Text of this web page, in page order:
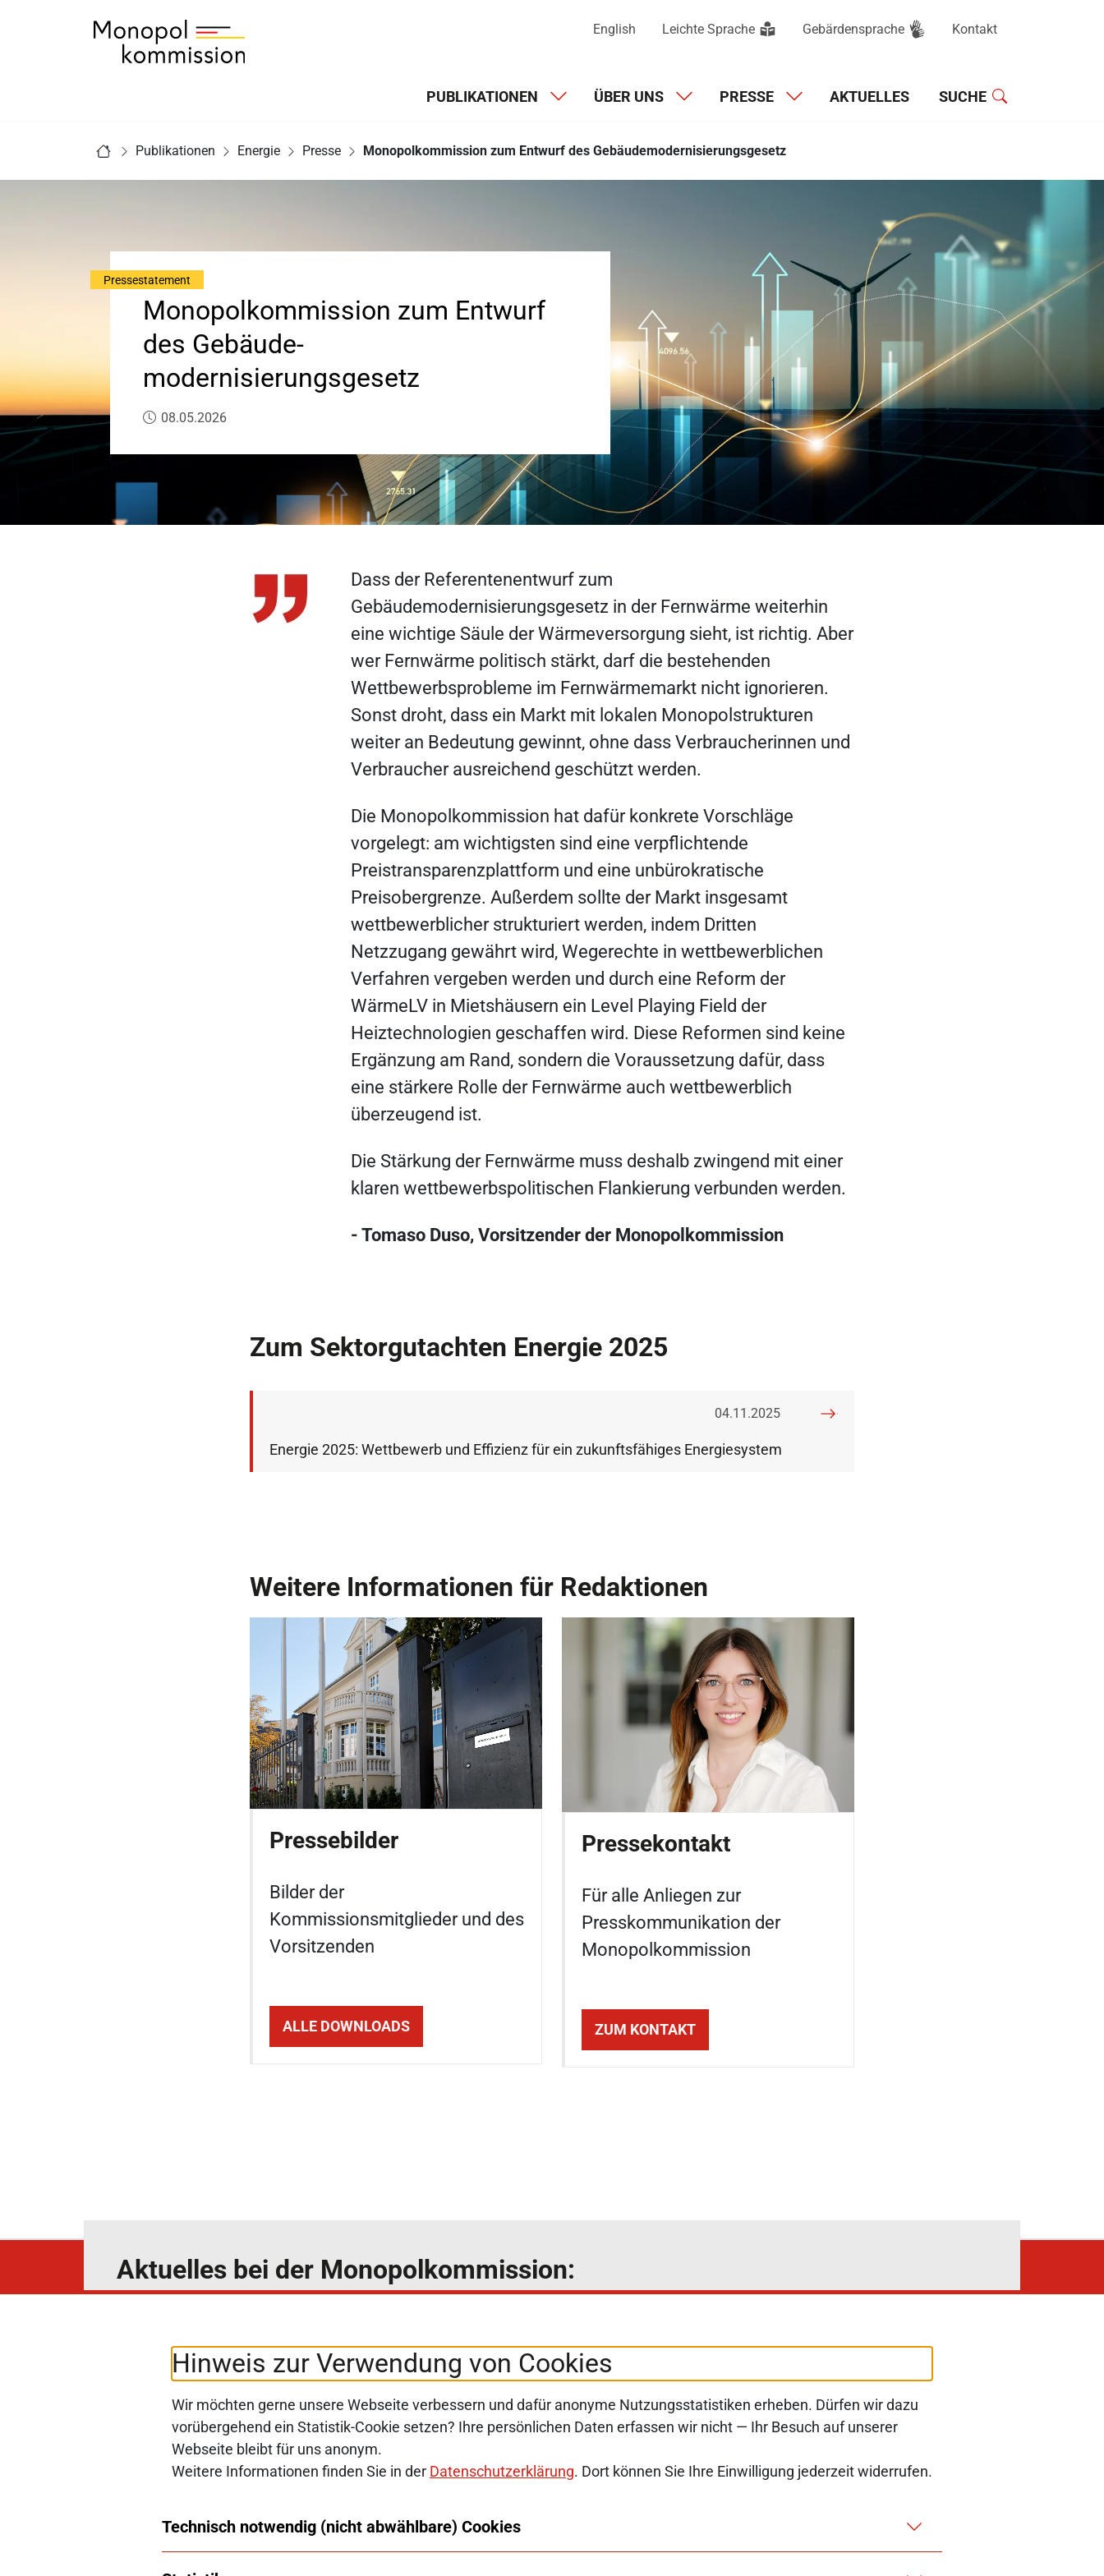
Hinweis zur Verwendung von Cookies
Wir möchten gerne unsere Webseite verbessern und dafür anonyme Nutzungsstatistiken erheben. Dürfen wir dazu
vorübergehend ein Statistik-Cookie setzen? Ihre persönlichen Daten erfassen wir nicht — Ihr Besuch auf unserer
Webseite bleibt für uns anonym.
Weitere Informationen finden Sie in der Datenschutzerklärung. Dort können Sie Ihre Einwilligung jederzeit widerrufen.
Technisch notwendig (nicht abwählbare) Cookies
English Leichte Sprache Gebärdensprache Kontakt
PUBLIKATIONEN ÜBER UNS PRESSE AKTUELLES SUCHE
Publikationen Energie Presse Monopolkommission zum Entwurf des Gebäudemodernisierungsgesetz
Monopolkommission zum Entwurf
des Gebäude-
modernisierungsgesetz
Veröffentlicht am:
08.05.2026
Pressestatement
Dass der Referentenentwurf zum
Gebäudemodernisierungsgesetz in der Fernwärme weiterhin
eine wichtige Säule der Wärmeversorgung sieht, ist richtig. Aber
wer Fernwärme politisch stärkt, darf die bestehenden
Wettbewerbsprobleme im Fernwärmemarkt nicht ignorieren.
Sonst droht, dass ein Markt mit lokalen Monopolstrukturen
weiter an Bedeutung gewinnt, ohne dass Verbraucherinnen und
Verbraucher ausreichend geschützt werden.
Die Monopolkommission hat dafür konkrete Vorschläge
vorgelegt: am wichtigsten sind eine verpflichtende
Preistransparenzplattform und eine unbürokratische
Preisobergrenze. Außerdem sollte der Markt insgesamt
wettbewerblicher strukturiert werden, indem Dritten
Netzzugang gewährt wird, Wegerechte in wettbewerblichen
Verfahren vergeben werden und durch eine Reform der
WärmeLV in Mietshäusern ein Level Playing Field der
Heiztechnologien geschaffen wird. Diese Reformen sind keine
Ergänzung am Rand, sondern die Voraussetzung dafür, dass
eine stärkere Rolle der Fernwärme auch wettbewerblich
überzeugend ist.
Die Stärkung der Fernwärme muss deshalb zwingend mit einer
klaren wettbewerbspolitischen Flankierung verbunden werden.
- Tomaso Duso, Vorsitzender der Monopolkommission
Zum Sektorgutachten Energie 2025
Energie 2025: Wettbewerb und Effizienz für ein zukunftsfähiges Energiesystem
Veröffentlicht am:
04.11.2025
Weitere Informationen für Redaktionen
Pressebilder
Bilder der
Kommissionsmitglieder und des
Vorsitzenden
ALLE DOWNLOADS
Pressekontakt
Für alle Anliegen zur
Presskommunikation der
Monopolkommission
ZUM KONTAKT
Aktuelles bei der Monopolkommission:
News4Competition
Abonnieren Sie unseren Newsletter und wählen Sie Ihre individuellen Themen-Präferenzen aus.
JETZT ANMELDEN Folgen Sie uns auf: